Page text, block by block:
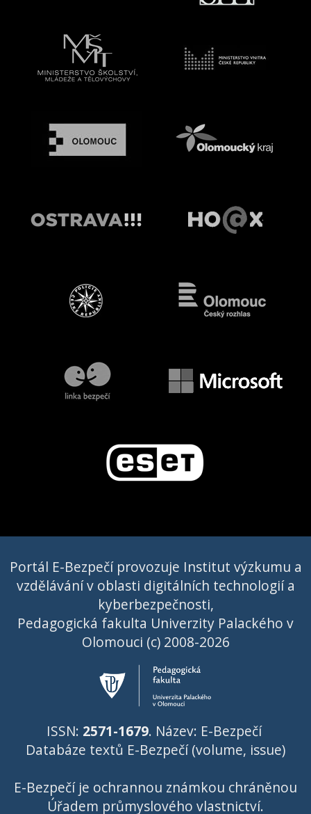
Portál E-Bezpečí provozuje Institut výzkumu a
vzdělávání v oblasti digitálních technologií a
kyberbezpečnosti,
Pedagogická fakulta Univerzity Palackého v
Olomouci (c) 2008-2026
ISSN: 2571-1679. Název: E-Bezpečí
Databáze textů E-Bezpečí (volume, issue)
E-Bezpečí je ochrannou známkou chráněnou
Úřadem průmyslového vlastnictví.